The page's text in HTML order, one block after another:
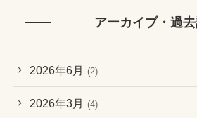
アーカイブ・過
2026年6月 (2)
2026年3月 (4)